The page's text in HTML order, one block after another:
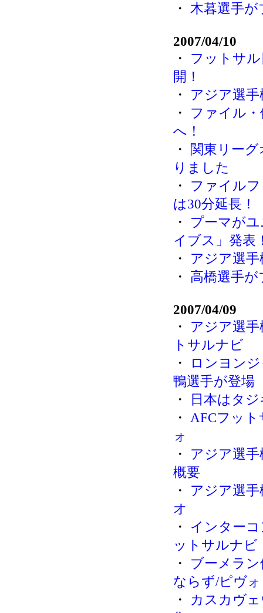
・ 木暮選手
2007/04/10
・ フットサ
開！
・ アジア選
・ ファイル
へ！
・ 関東リー
りました
・ ファイル
は30分延長！
・ プーマが
イブス」発表
・ アジア選
・ 高橋選手
2007/04/09
・ アジア選
トサルナビ
・
ロンヨン
鴨選手が登場
・
日本はタ
・ AFCフッ
ォ
・ アジア選
概要
・ アジア選
オ
・ インター
ットサルナビ
・ ブーメラ
ならず/ピヴォ
・
カスカヴ